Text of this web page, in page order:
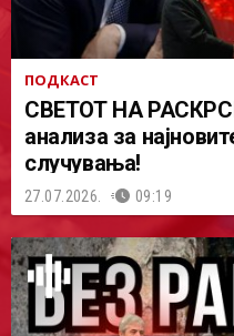
ПОДКАСТ
СВЕТОТ НА
анализа за
случувања!
27.07.2026. 09:19